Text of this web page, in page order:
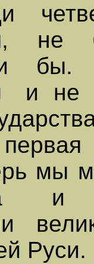
и не
мы
и
Руси.